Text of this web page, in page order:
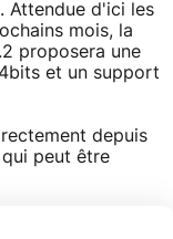
Attendue d'ici les
mois, la
proposera une
et un support
depuis
peut être